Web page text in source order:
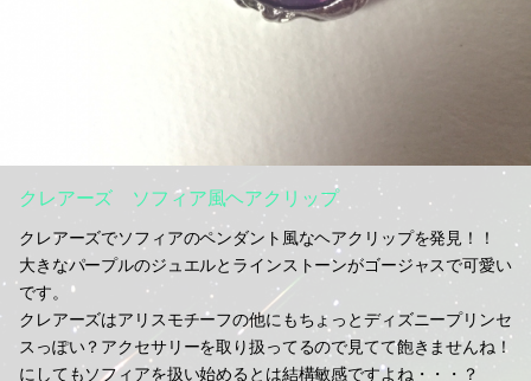
クレアーズ ソフィア風ヘアクリップ
クレアーズでソフィアのペンダント風なヘアクリップを発見！！
大きなパープルのジュエルとラインストーンがゴージャスで可愛い
です。
クレアーズはアリスモチーフの他にもちょっとディズニープリンセ
スっぽい？アクセサリーを取り扱ってるので見てて飽きませんね！
にしてもソフィアを扱い始めるとは結構敏感ですよね・・・？